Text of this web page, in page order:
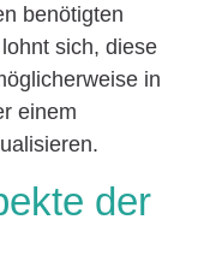
benötigten
sich, diese
in
einem
der